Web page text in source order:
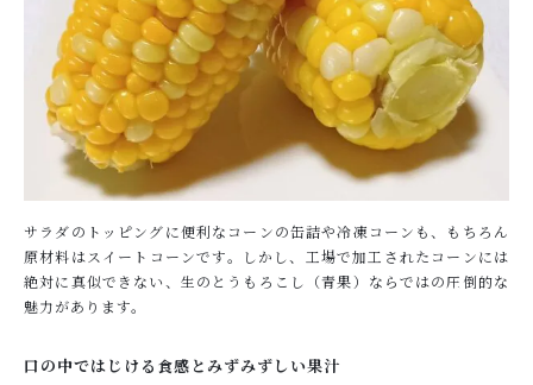
サラダのトッピングに便利なコーンの缶詰や冷凍コーンも、もちろん
原材料はスイートコーンです。しかし、工場で加工されたコーンには
絶対に真似できない、生のとうもろこし（青果）ならではの圧倒的な
魅力があります。
口の中ではじける食感とみずみずしい果汁